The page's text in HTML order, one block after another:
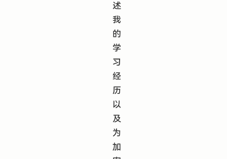
述
我
的
学
习
经
历
以
及
为
加